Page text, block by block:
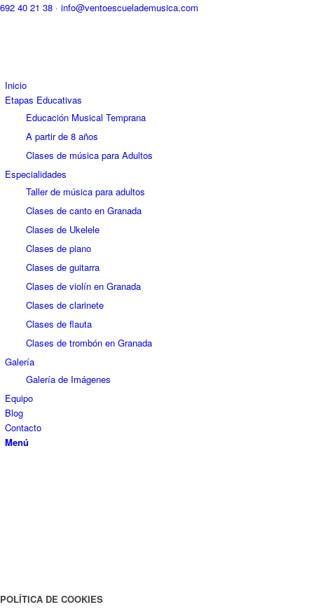
692 40 21 38 · info@ventoescuelademusica.com
Inicio
Etapas Educativas
Educación Musical Temprana
A partir de 8 años
Clases de música para Adultos
Especialidades
Taller de música para adultos
Clases de canto en Granada
Clases de Ukelele
Clases de piano
Clases de guitarra
Clases de violín en Granada
Clases de clarinete
Clases de flauta
Clases de trombón en Granada
Galería
Galería de Imágenes
Equipo
Blog
Contacto
Menú
POLÍTICA DE COOKIES